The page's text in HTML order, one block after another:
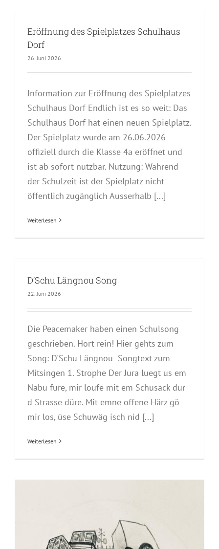
Eröffnung des Spielplatzes Schulhaus
Dorf
26. Juni 2026
Information zur Eröffnung des Spielplatzes
Schulhaus Dorf Endlich ist es so weit: Das
Schulhaus Dorf hat einen neuen Spielplatz.
Der Spielplatz wurde am 26.06.2026
offiziell durch die Klasse 4a eröffnet und
ist ab sofort nutzbar. Nutzung: Während
der Schulzeit ist der Spielplatz nicht
öffentlich zugänglich Ausserhalb [...]
Weiterlesen
D’Schu Längnou Song
22. Juni 2026
Die Peacemaker haben einen Schulsong
geschrieben. Hört rein! Hier gehts zum
Song: D'Schu Längnou Songtext zum
Mitsingen 1. Strophe Der Jura luegt us em
Näbu füre, mir loufe mit em Schusack dür
d Strasse düre. Mit emne offene Härz gö
mir los, üse Schuwäg isch nid [...]
Weiterlesen